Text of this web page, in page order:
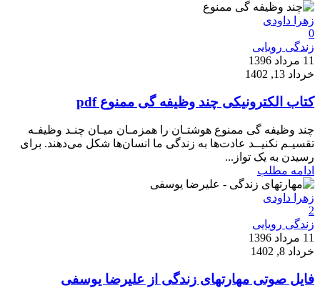
زهرا داودی
0
زندگی رویایی
11 مرداد 1396
خرداد 13, 1402
کتاب الکترونیکی چند وظیفه گی ممنوع pdf
چند وظیفه گی ممنوع هوشتـان را همزمـان میـان چنـد وظیفـه
تقسیـم نکنیــد عادت‌‌ها به زندگی ما انسان‌ها شکل می‌دهند. برای
رسیدن به یک تواز...
ادامه مطلب
زهرا داودی
2
زندگی رویایی
11 مرداد 1396
خرداد 8, 1402
فایل صوتی مهارتهای زندگی از علیرضا یوسفی